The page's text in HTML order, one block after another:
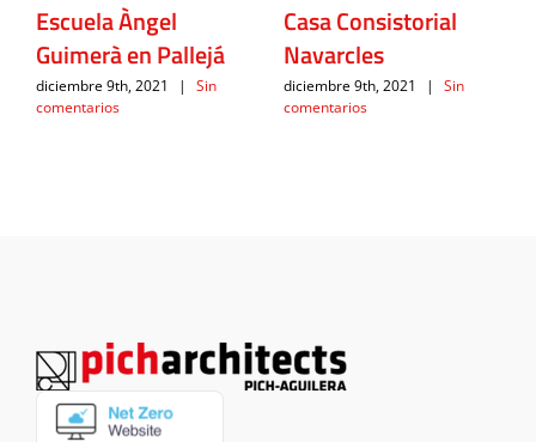
Escuela Àngel
Guimerà en Pallejá
diciembre 9th, 2021 |
Sin
comentarios
Casa Consistorial
Navarcles
diciembre 9th, 2021 |
Sin
comentarios